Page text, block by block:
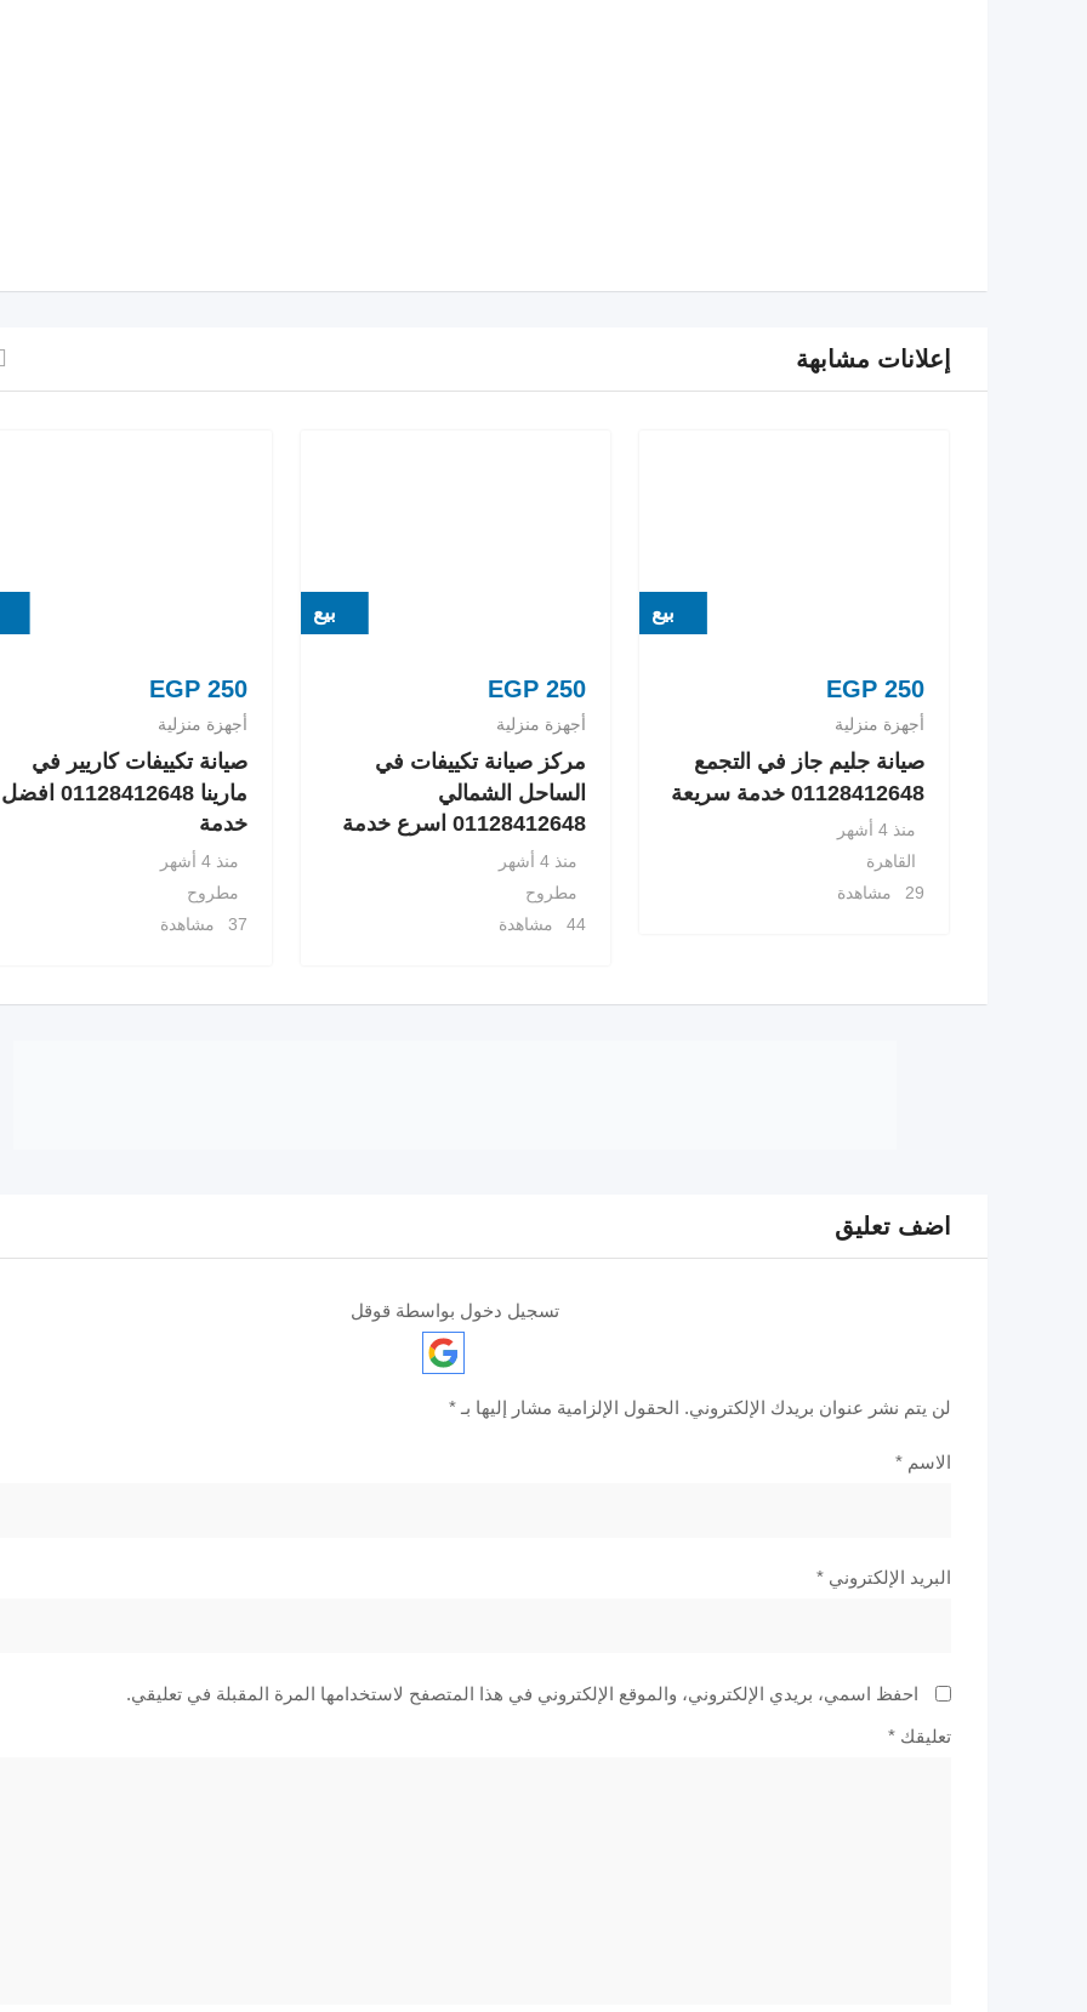
إعلانات مشابهة
بيع
EGP 250
أجهزة منزلية
صيانة جليم جاز في التجمع
01128412648 خدمة سريعة
منذ 4 أشهر
القاهرة
29 مشاهدة
بيع
EGP250
أجهزة منزلية
مركز صيانة تكييفات في
الساحل الشمالي
01128412648 اسرع خدمة
منذ 4 أشهر
مطروح
44 مشاهدة
EGP250
أجهزة منزلية
صيانة تكييفات كاريير في
مارينا 01128412648 افضل
خدمة
منذ 4 أشهر
مطروح
37 مشاهدة
اضف تعليق
تسجيل دخول بواسطة قوقل
لن يتم نشر عنوان بريدك الإلكتروني. الحقول الإلزامية مشار إليها بـ *
الاسم *
البريد الإلكتروني *
احفظ اسمي، بريدي الإلكتروني، والموقع الإلكتروني في هذا المتصفح لاستخدامها المرة المقبلة في تعليقي.
تعليقك *